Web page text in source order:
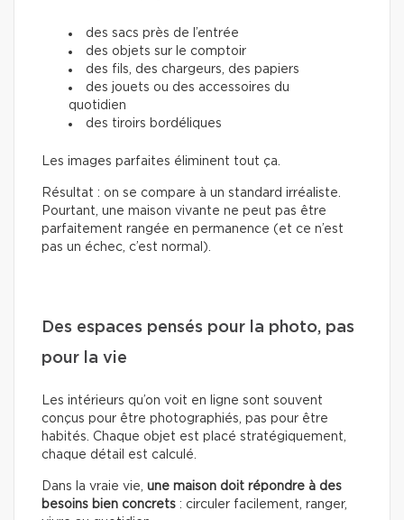
des sacs près de l’entrée
des objets sur le comptoir
des fils, des chargeurs, des papiers
des jouets ou des accessoires du
quotidien
des tiroirs bordéliques
Les images parfaites éliminent tout ça.
Résultat : on se compare à un standard irréaliste.
Pourtant, une maison vivante ne peut pas être
parfaitement rangée en permanence (et ce n’est
pas un échec, c’est normal).
Des espaces pensés pour la photo, pas
pour la vie
Les intérieurs qu’on voit en ligne sont souvent
conçus pour être photographiés, pas pour être
habités. Chaque objet est placé stratégiquement,
chaque détail est calculé.
Dans la vraie vie, une maison doit répondre à des
besoins bien concrets : circuler facilement, ranger,